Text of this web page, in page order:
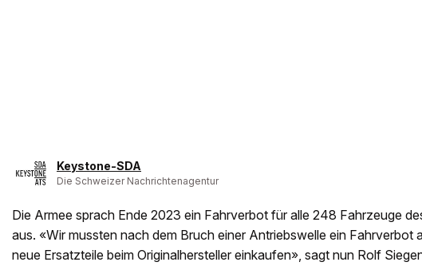
Keystone-SDA
Die Schweizer Nachrichtenagentur
Die Armee sprach Ende 2023 ein Fahrverbot für alle 248 Fahrzeuge
aus. «Wir mussten nach dem Bruch einer Antriebswelle ein Fahrverbot
neue Ersatzteile beim Originalhersteller einkaufen», sagt nun Rolf